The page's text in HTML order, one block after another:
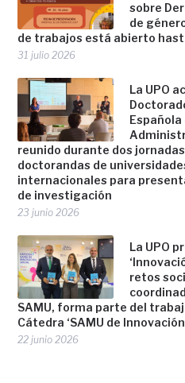
sobre
de
de trabajos está abierto
31 julio 2026
La UPO
Española
reunido durante dos
doctorandas de
internacionales para
de investigación
23 junio 2026
La UPO
retos
SAMU, forma parte del
Cátedra ‘SAMU de Innovación
22 junio 2026